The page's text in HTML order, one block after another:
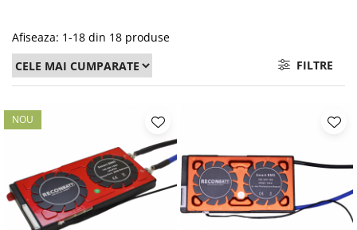
Baterie barca
Baterie rulota
Celule Li-ion
Celule LFP
Baterie masinute
BMS Li-Ion
BMS LFP
Smart BMS
Afiseaza: 1-18 din 18 produse
FILTRE
NOU